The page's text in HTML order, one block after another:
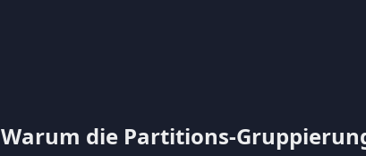
Warum die Partitions-